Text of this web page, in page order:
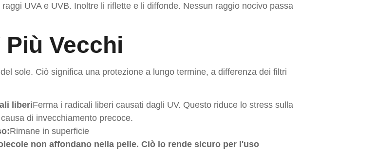
UVA e UVB. Inoltre li riflette e li diffonde. Nessun raggio nocivo passa
Vecchi
sole. Ciò significa una protezione a lungo termine, a differenza dei filtri
liberiFerma i radicali liberi causati dagli UV. Questo riduce lo stress sulla
di invecchiamento precoce.
Rimane in superficie
non affondano nella pelle. Ciò lo rende sicuro per l'uso